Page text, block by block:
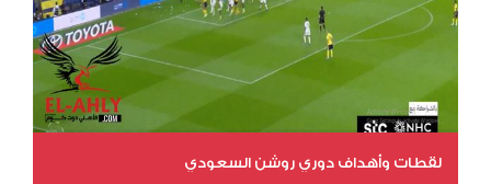
لقطات وأهداف دوري روشن السعودي